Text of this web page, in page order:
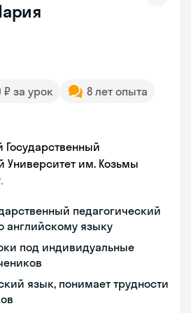
₽ за урок
8 лет опыта
Университет им. Козьмы
педагогический
английскому языку
под индивидуальные
язык, понимает трудности